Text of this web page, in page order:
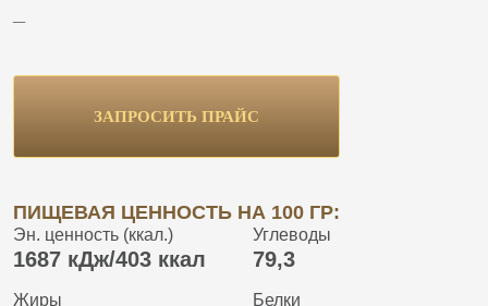
ЗАПРОСИТЬ ПРАЙС
ПИЩЕВАЯ ЦЕННОСТЬ НА 100 ГР:
Эн. ценность (ккал.)
1687 кДж/403 ккал
Углеводы
79,3
Жиры Белки